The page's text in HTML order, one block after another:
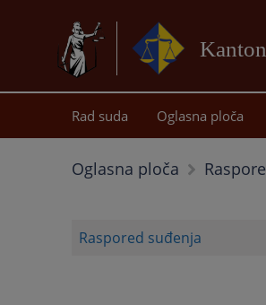
Rad suda Oglasna ploča
Oglasna ploča
Raspored suđenja